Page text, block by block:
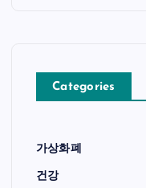
Categories
가상화폐
건강